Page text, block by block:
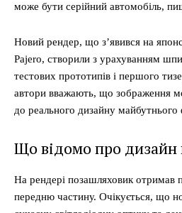
може бути серійний автомобіль,
Новий рендер, що з’явився на
Pajero, створили з урахуванням
тестових прототипів і першого
автори вважають, що зображення
до реального дизайну майбутнього
Що відомо про дизайн
На рендері позашляховик отримав
передню частину. Очікується, що